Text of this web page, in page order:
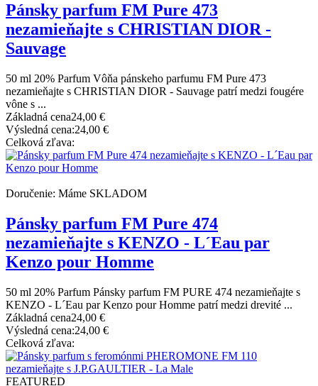
Pánsky parfum FM Pure 473
nezamieňajte s CHRISTIAN DIOR -
Sauvage
50 ml 20% Parfum Vôňa pánskeho parfumu FM Pure 473
nezamieňajte s CHRISTIAN DIOR - Sauvage patrí medzi fougére
vône s ...
Základná cena24,00 €
Výsledná cena:24,00 €
Celková zľava:
Doručenie: Máme SKLADOM
Pánsky parfum FM Pure 474
nezamieňajte s KENZO - L´Eau par
Kenzo pour Homme
50 ml 20% Parfum Pánsky parfum FM PURE 474 nezamieňajte s
KENZO - L´Eau par Kenzo pour Homme patrí medzi drevité ...
Základná cena24,00 €
Výsledná cena:24,00 €
Celková zľava:
FEATURED